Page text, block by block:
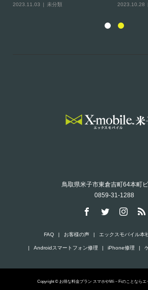
2023.11.03 未分類 2023.10.28
鳥取県米子市東倉吉町64本町
0859-31-1288
FAQ お客様の声 エックスモバイル本
Androidスマートフォン修理 iPhone修理
Copyright © お得な料金プラン スマホやWi－Fiのことならエ